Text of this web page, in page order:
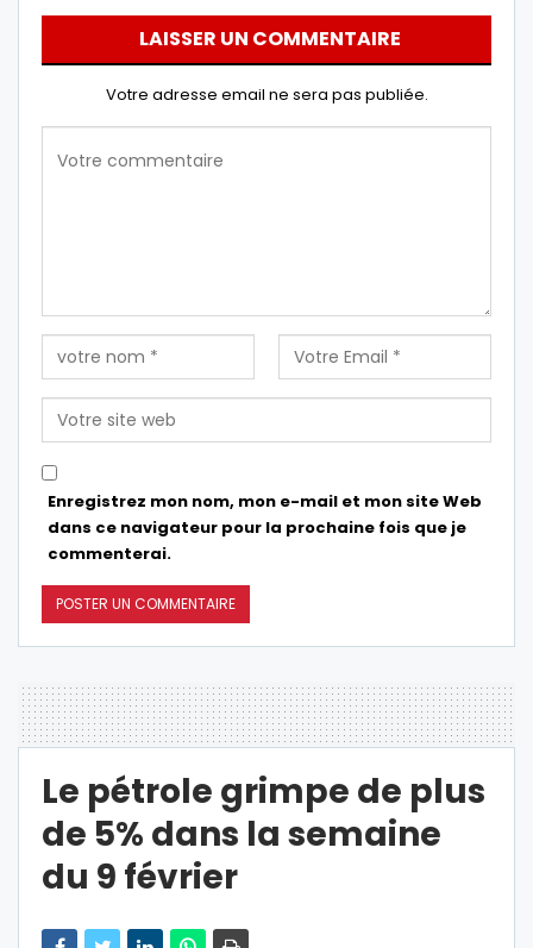
LAISSER UN COMMENTAIRE
Votre adresse email ne sera pas publiée.
Enregistrez mon nom, mon e-mail et mon site Web
dans ce navigateur pour la prochaine fois que je
commenterai.
Le pétrole grimpe de plus
de 5% dans la semaine
du 9 février